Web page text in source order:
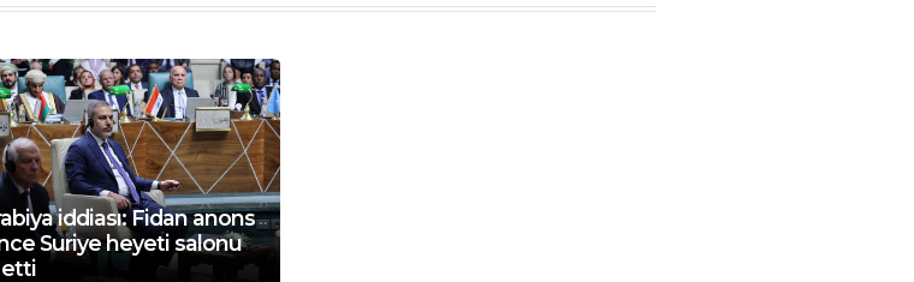
iddiası: Fidan anons
Suriye heyeti salonu